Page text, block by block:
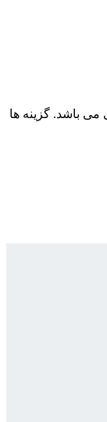
می باشد. گزینه ها